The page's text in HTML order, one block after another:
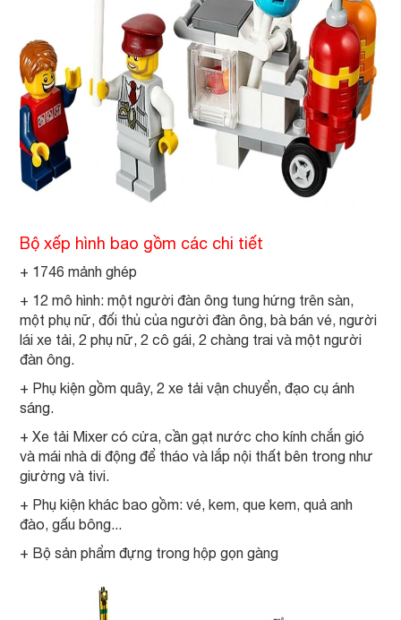
Bộ xếp hình bao gồm các chi tiết
+ 1746 mảnh ghép
+ 12 mô hình: một người đàn ông tung hứng trên sàn,
một phụ nữ, đối thủ của người đàn ông, bà bán vé, người
lái xe tải, 2 phụ nữ, 2 cô gái, 2 chàng trai và một người
đàn ông.
+ Phụ kiện gồm quây, 2 xe tải vận chuyển, đạo cụ ánh
sáng.
+ Xe tải Mixer có cửa, cần gạt nước cho kính chắn gió
và mái nhà di động để tháo và lắp nội thất bên trong như
giường và tivi.
+ Phụ kiện khác bao gồm: vé, kem, que kem, quả anh
đào, gấu bông...
+ Bộ sản phẩm đựng trong hộp gọn gàng